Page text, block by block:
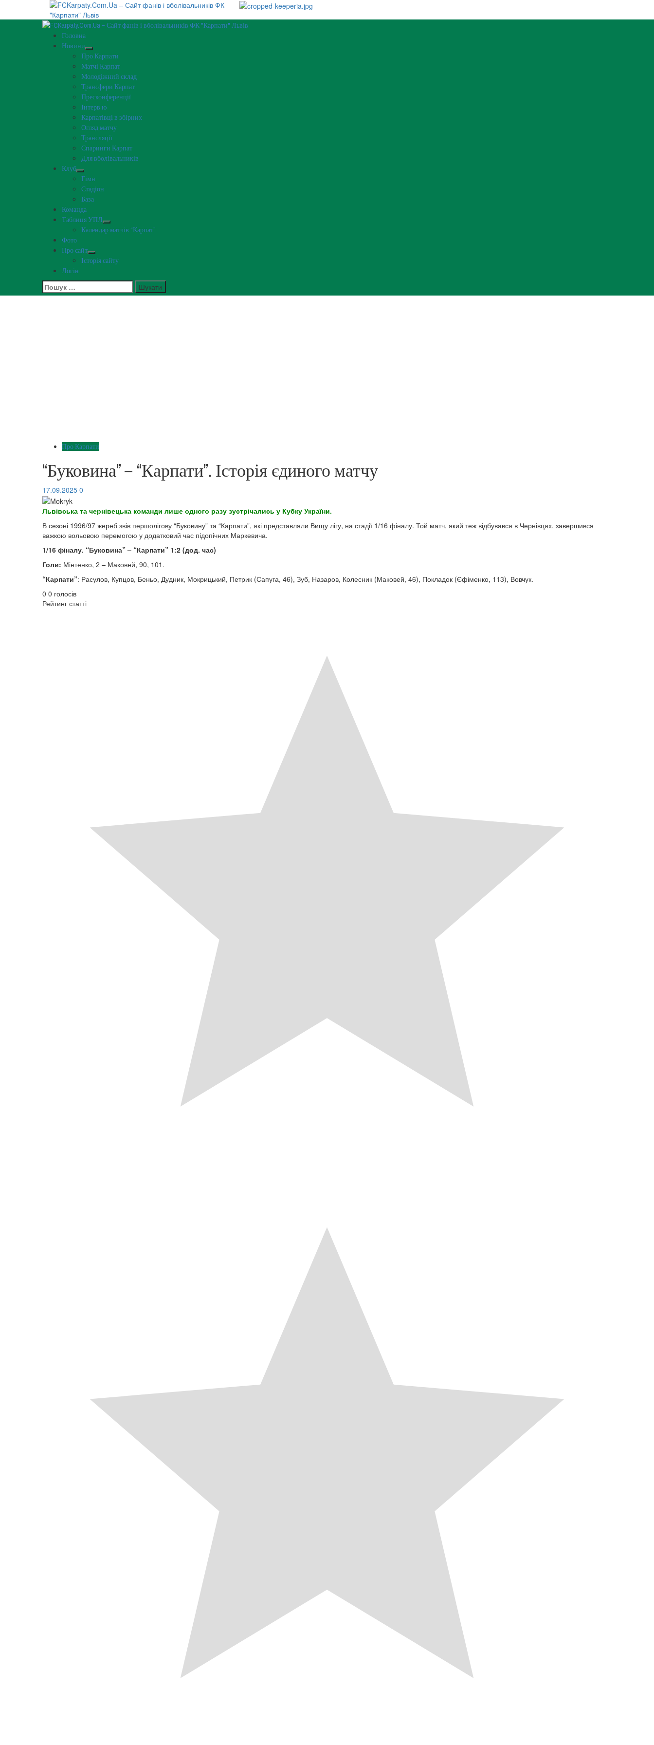
Primary
Menu
Головна
Новини
Про Карпати
Матчі Карпат
Молодіжний склад
Трансфери Карпат
Пресконференції
Інтерв’ю
Карпатівці в збірних
Огляд матчу
Трансляції
Спаринги Карпат
Для вболівальників
Клуб
Гімн
Стадіон
База
Команда
Таблиця УПЛ
Календар матчів “Карпат”
Фото
Про сайт
Історія сайту
Логін
Пошук:
Про Карпати
“Буковина” – “Карпати”. Історія єдиного матчу
17.09.2025 0
Львівська та чернівецька команди лише одного разу зустрічались у Кубку України.
В сезоні 1996/97 жереб звів першолігову “Буковину” та “Карпати”, які представляли Вищу лігу, на стадії 1/16 фіналу. Той матч, який теж відбувався в Чернівцях, завершився
важкою вольовою перемогою у додатковий час підопічних Маркевича.
1/16 фіналу. “Буковина” – “Карпати” 1:2 (дод. час)
Голи: Мінтенко, 2 – Маковей, 90, 101.
“Карпати”: Расулов, Купцов, Беньо, Дудник, Мокрицький, Петрик (Сапуга, 46), Зуб, Назаров, Колесник (Маковей, 46), Покладок (Єфіменко, 113), Вовчук.
0 0 голосів
Рейтинг статті